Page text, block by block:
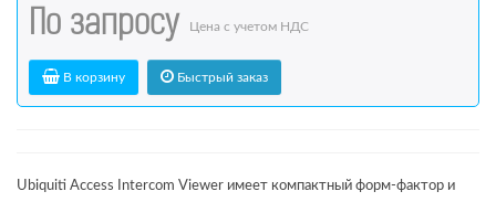
По запросу Цена с учетом НДС
В корзину Быстрый заказ
Ubiquiti Access Intercom Viewer имеет компактный форм-фактор и